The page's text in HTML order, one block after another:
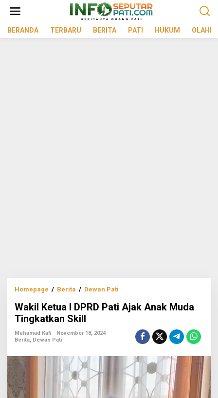
BERANDA
TERBARU BERITA PATI HUKUM
Homepage / Berita / Dewan Pati
I
Tingkatkan
Skill
Wakil Ketua I DPRD Pati Ajak Anak Muda
Tingkatkan Skill
Muhamad Kafi
November 18, 2024
Berita, Dewan Pati